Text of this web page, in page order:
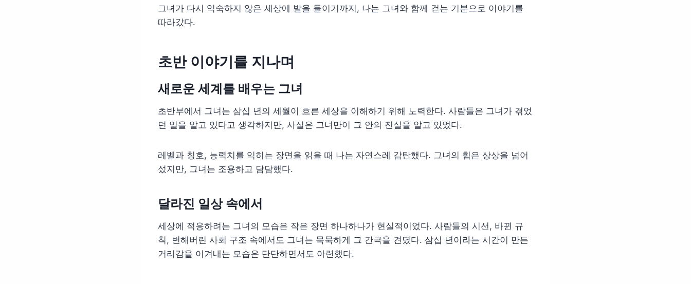
그녀가 다시 익숙하지 않은 세상에 발을 들이기까지, 나는 그녀와 함께 걷는 기분으로 이야기를
따라갔다.
초반 이야기를 지나며
새로운 세계를 배우는 그녀
초반부에서 그녀는 삼십 년의 세월이 흐른 세상을 이해하기 위해 노력한다. 사람들은 그녀가 겪었
던 일을 알고 있다고 생각하지만, 사실은 그녀만이 그 안의 진실을 알고 있었다.
레벨과 칭호, 능력치를 익히는 장면을 읽을 때 나는 자연스레 감탄했다. 그녀의 힘은 상상을 넘어
섰지만, 그녀는 조용하고 담담했다.
달라진 일상 속에서
세상에 적응하려는 그녀의 모습은 작은 장면 하나하나가 현실적이었다. 사람들의 시선, 바뀐 규
칙, 변해버린 사회 구조 속에서도 그녀는 묵묵하게 그 간극을 견뎠다. 삼십 년이라는 시간이 만든
거리감을 이겨내는 모습은 단단하면서도 아련했다.